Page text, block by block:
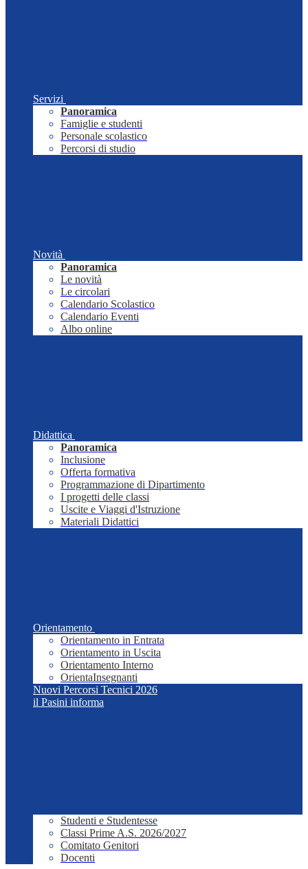
Servizi
Panoramica
Famiglie e studenti
Personale scolastico
Percorsi di studio
Novità
Panoramica
Le novità
Le circolari
Calendario Scolastico
Calendario Eventi
Albo online
Didattica
Panoramica
Inclusione
Offerta formativa
Programmazione di Dipartimento
I progetti delle classi
Uscite e Viaggi d'Istruzione
Materiali Didattici
Orientamento
Orientamento in Entrata
Orientamento in Uscita
Orientamento Interno
OrientaInsegnanti
Nuovi Percorsi Tecnici 2026
il Pasini informa
Studenti e Studentesse
Classi Prime A.S. 2026/2027
Comitato Genitori
Docenti